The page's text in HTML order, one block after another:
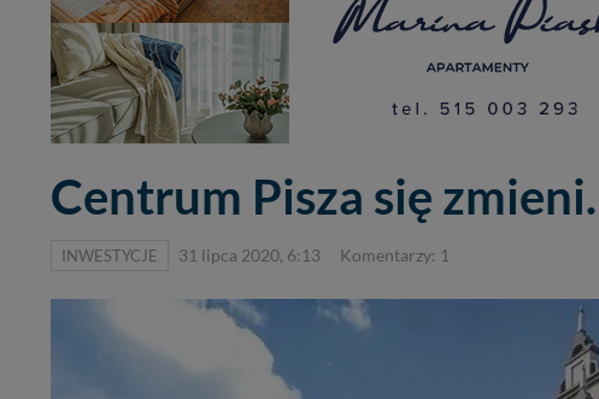
Centrum Pisza się
INWESTYCJE 31 lipca 2020, 6:13 Komentarzy: 1